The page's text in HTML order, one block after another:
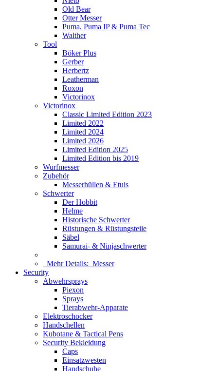
Old Bear
Otter Messer
Puma, Puma IP & Puma Tec
Walther
Tool
Böker Plus
Gerber
Herbertz
Leatherman
Roxon
Victorinox
Victorinox
Classic Limited Edition 2023
Limited 2022
Limited 2024
Limited 2026
Limited Edition 2025
Limited Edition bis 2019
Wurfmesser
Zubehör
Messerhüllen & Etuis
Schwerter
Der Hobbit
Helme
Historische Schwerter
Rüstungen & Rüstungsteile
Säbel
Samurai- & Ninjaschwerter
Mehr Details: Messer
Security
Abwehrsprays
Piexon
Sprays
Tierabwehr-Apparate
Elektroschocker
Handschellen
Kubotane & Tactical Pens
Security Bekleidung
Caps
Einsatzwesten
Handschuhe